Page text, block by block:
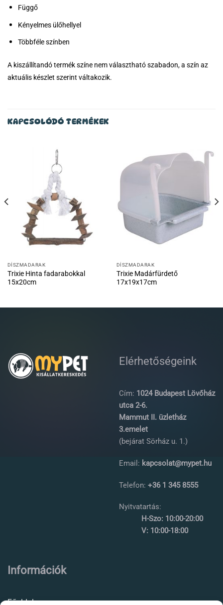
Függő
Kényelmes ülőhellyel
Többféle színben
A kiszállítandó termék színe nem választható szabadon, a szín az
aktuális készlet szerint váltakozik.
KAPCSOLÓDÓ TERMÉKEK
DÍSZMADARAK
Trixie Hinta fadarabokkal
15x20cm
DÍSZMADARAK
Trixie Madárfürdető
17x19x17cm
Elérhetőségeink
Cím: 1024 Budapest Lövőház
utca 2-6.
Mammut II. üzletház
3.emelet
(bejárat Sörház u. 1.)
Email: kapcsolat@mypet.hu
Telefon: +36 1 345 8555
Nyitvatartás:
H-Szo: 10:00-20:00
V: 10:00-18:00
Információk
Főoldal